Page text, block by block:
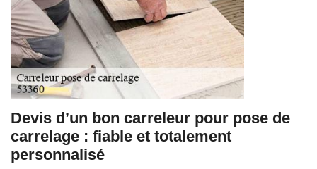
Devis d’un bon carreleur pour pose de
carrelage : fiable et totalement
personnalisé